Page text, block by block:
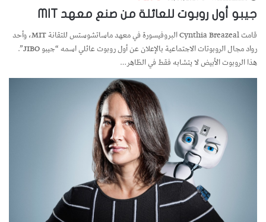
جيبو أول روبوت للعائلة من صنع معهد MIT
قامت Cynthia Breazeal البروفيسورة في معهد ماساتشوستس للتقانة MIT، وأحد
رواد مجال الروبوتات الاجتماعية بالإعلان عن أول روبوت عائلي اسمه “جيبو JIBO”.
هذا الروبوت الأبيض لا يتشابه فقط في الظاهر…